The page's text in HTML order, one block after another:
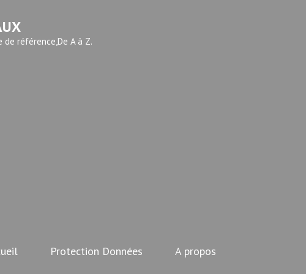
référence,De A à Z.
Protection Données A propos